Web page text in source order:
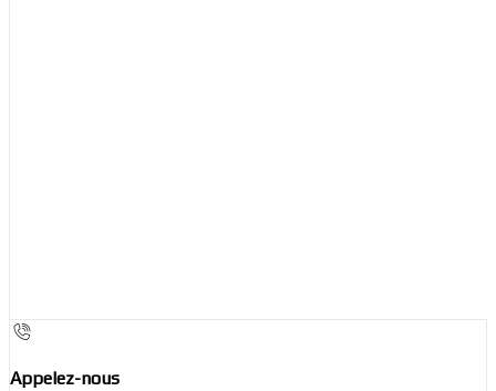
Appelez-nous